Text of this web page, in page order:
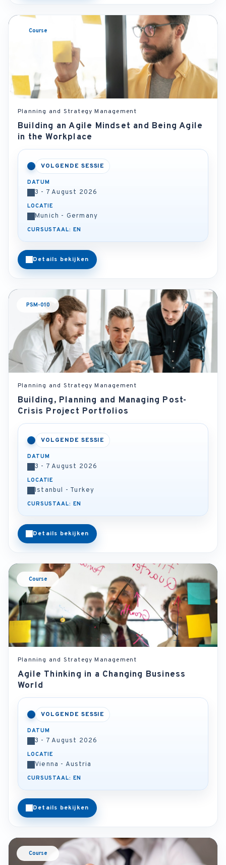
Course
Planning and Strategy Management
Building an Agile Mindset and Being Agile
in the Workplace
VOLGENDE SESSIE
DATUM
3 - 7 August 2026
LOCATIE
Munich - Germany
CURSUSTAAL: EN
Details bekijken
PSM-010
Planning and Strategy Management
Building, Planning and Managing Post-
Crisis Project Portfolios
VOLGENDE SESSIE
DATUM
3 - 7 August 2026
LOCATIE
Istanbul - Turkey
CURSUSTAAL: EN
Details bekijken
Course
Planning and Strategy Management
Agile Thinking in a Changing Business
World
VOLGENDE SESSIE
DATUM
3 - 7 August 2026
LOCATIE
Vienna - Austria
CURSUSTAAL: EN
Details bekijken
Course